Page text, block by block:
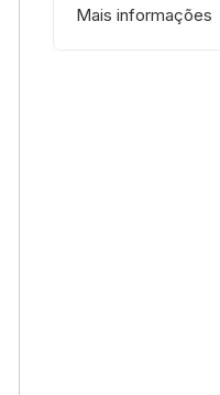
Mais informações